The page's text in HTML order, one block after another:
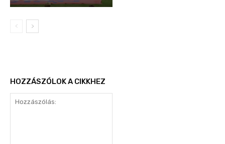
HOZZÁSZÓLOK A CIKKHEZ